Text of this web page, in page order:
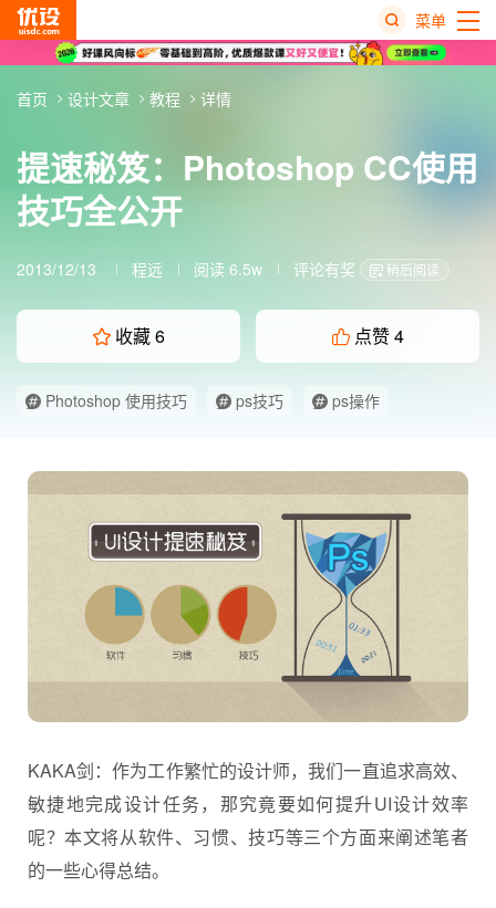
菜单
提速秘笈：Photoshop CC使用
技巧全公开
2013/12/13 程远 阅读 6.5w 评论有奖 稍后阅读
收藏6 点赞4
Photoshop 使用技巧 ps技巧 ps操作
首页 设计文章 教程 详情
KAKA剑：作为工作繁忙的设计师，我们一直追求高效、
敏捷地完成设计任务，那究竟要如何提升UI设计效率
呢？本文将从软件、习惯、技巧等三个方面来阐述笔者
的一些心得总结。